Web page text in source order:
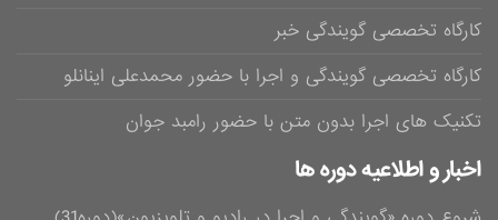
کارگاه تخصصی گویندگی خبر
کارگاه تخصصی گویندگی و اجرا با حضور محمدعلی اینانلو
تکنیک های اجرا بدون متن با حضور رامبد جوان
اخبار و اطلاعیه دوره ها